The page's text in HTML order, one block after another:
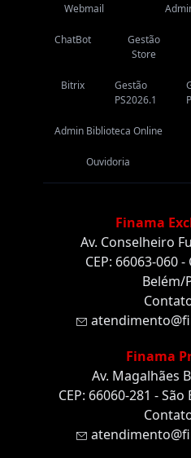
Webmail
ChatBot
Gestão
Store
Bitrix
Gestão
PS2026.1
Admin Biblioteca Online
Ouvidoria
Finama
Av. Conselheiro
CEP: 66063-060
Belém/
Finama
Av. Magalhães
CEP: 66060-281 -